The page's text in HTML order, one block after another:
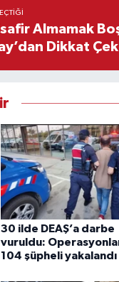
Almamak
Dikkat
30 ilde DEAŞ’a darbe
vuruldu:
104 şüpheli yakalandı